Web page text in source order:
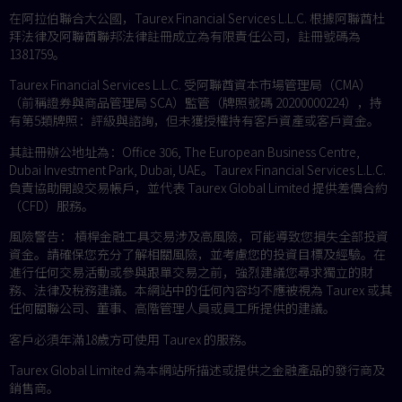
在阿拉伯聯合大公國，Taurex Financial Services L.L.C. 根據阿聯酋杜
拜法律及阿聯酋聯邦法律註冊成立為有限責任公司，註冊號碼為
1381759。
Taurex Financial Services L.L.C. 受阿聯酋資本市場管理局（CMA）
（前稱證券與商品管理局 SCA）監管（牌照號碼 20200000224），持
有第5類牌照：評級與諮詢，但未獲授權持有客戶資產或客戶資金。
其註冊辦公地址為：Office 306, The European Business Centre,
Dubai Investment Park, Dubai, UAE。Taurex Financial Services L.L.C.
負責協助開設交易帳戶，並代表 Taurex Global Limited 提供差價合約
（CFD）服務。
風險警告： 槓桿金融工具交易涉及高風險，可能導致您損失全部投資
資金。請確保您充分了解相關風險，並考慮您的投資目標及經驗。在
進行任何交易活動或參與跟單交易之前，強烈建議您尋求獨立的財
務、法律及稅務建議。本網站中的任何內容均不應被視為 Taurex 或其
任何關聯公司、董事、高階管理人員或員工所提供的建議。
客戶必須年滿18歲方可使用 Taurex 的服務。
Taurex Global Limited 為本網站所描述或提供之金融產品的發行商及
銷售商。